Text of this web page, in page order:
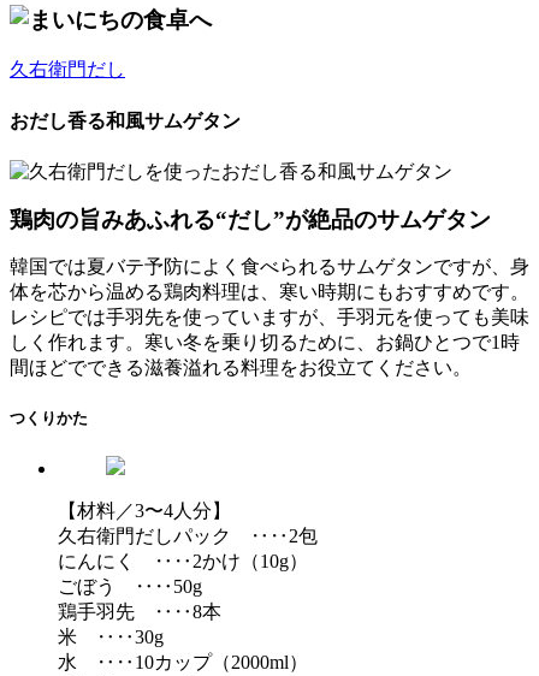
久右衛門だし
おだし香る和風サムゲタン
鶏肉の旨みあふれる“だし”が絶品のサムゲタン
韓国では夏バテ予防によく食べられるサムゲタンですが、身
体を芯から温める鶏肉料理は、寒い時期にもおすすめです。
レシピでは手羽先を使っていますが、手羽元を使っても美味
しく作れます。寒い冬を乗り切るために、お鍋ひとつで1時
間ほどでできる滋養溢れる料理をお役立てください。
つくりかた
【材料／3〜4人分】
久右衛門だしパック ‥‥2包
にんにく ‥‥2かけ（10g）
ごぼう ‥‥50g
鶏手羽先 ‥‥8本
米 ‥‥30g
水 ‥‥10カップ（2000ml）